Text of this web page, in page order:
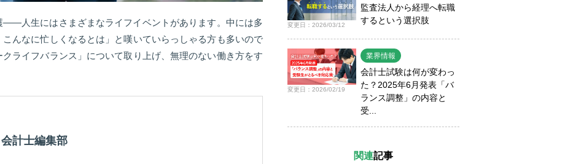
――人生にはさまざまなライフイベントがあります。中には多
んなに忙しくなるとは」と嘆いていらっしゃる方も多いので
ライフバランス」について取り上げ、無理のない働き方をす
計士編集部
変更日：2026/03/12
監査法人から経理へ転職
するという選択肢
変更日：2026/02/19
業界情報
会計士試験は何が変わっ
た？2025年6月発表「バ
ランス調整」の内容と
受...
関連記事